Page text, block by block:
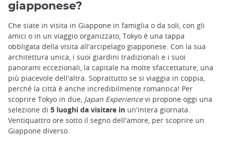
giapponese?
Che siate in visita in Giappone in famiglia o da soli, con gli
amici o in un viaggio organizzato, Tokyo è una tappa
obbligata della visita all'arcipelago giapponese. Con la sua
architettura unica, i suoi giardini tradizionali e i suoi
panorami eccezionali, la capitale ha molte sfaccettature, una
più piacevole dell'altra. Soprattutto se si viaggia in coppia,
perché la città è anche incredibilmente romantica! Per
scoprire Tokyo in due, Japan Experiencevi propone oggi una
selezione di 5 luoghi da visitare in un'intera giornata.
Ventiquattro ore sotto il segno dell'amore, per scoprire un
Giappone diverso.